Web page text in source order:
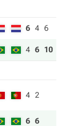
6 4 6
4 6 10
4 2
6 6